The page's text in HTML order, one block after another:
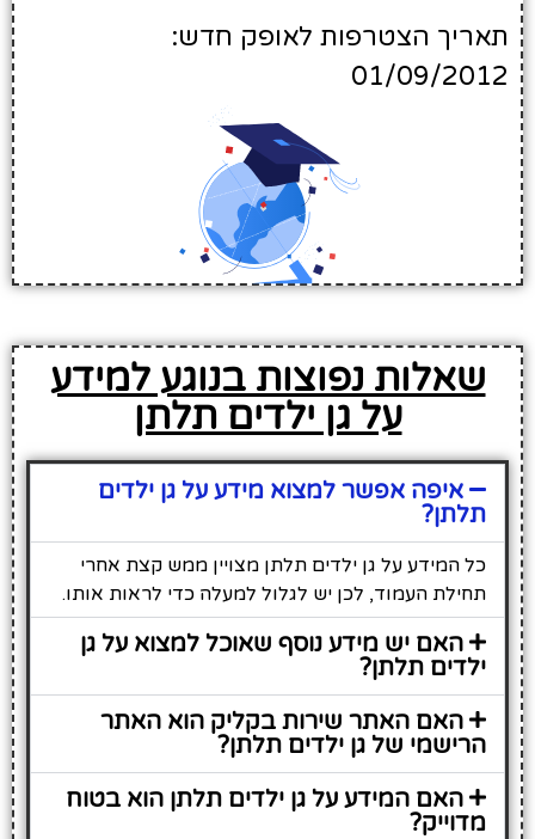
תאריך הצטרפות לאופק חדש:
01/09/2012
שאלות נפוצות בנוגע למידע
על גן ילדים תלתן
איפה אפשר למצוא מידע על גן ילדים
תלתן?
כל המידע על גן ילדים תלתן מצויין ממש קצת אחרי
תחילת העמוד, לכן יש לגלול למעלה כדי לראות אותו.
האם יש מידע נוסף שאוכל למצוא על גן
ילדים תלתן?
האם האתר שירות בקליק הוא האתר
הרישמי של גן ילדים תלתן?
האם המידע על גן ילדים תלתן הוא בטוח
מדוייק?